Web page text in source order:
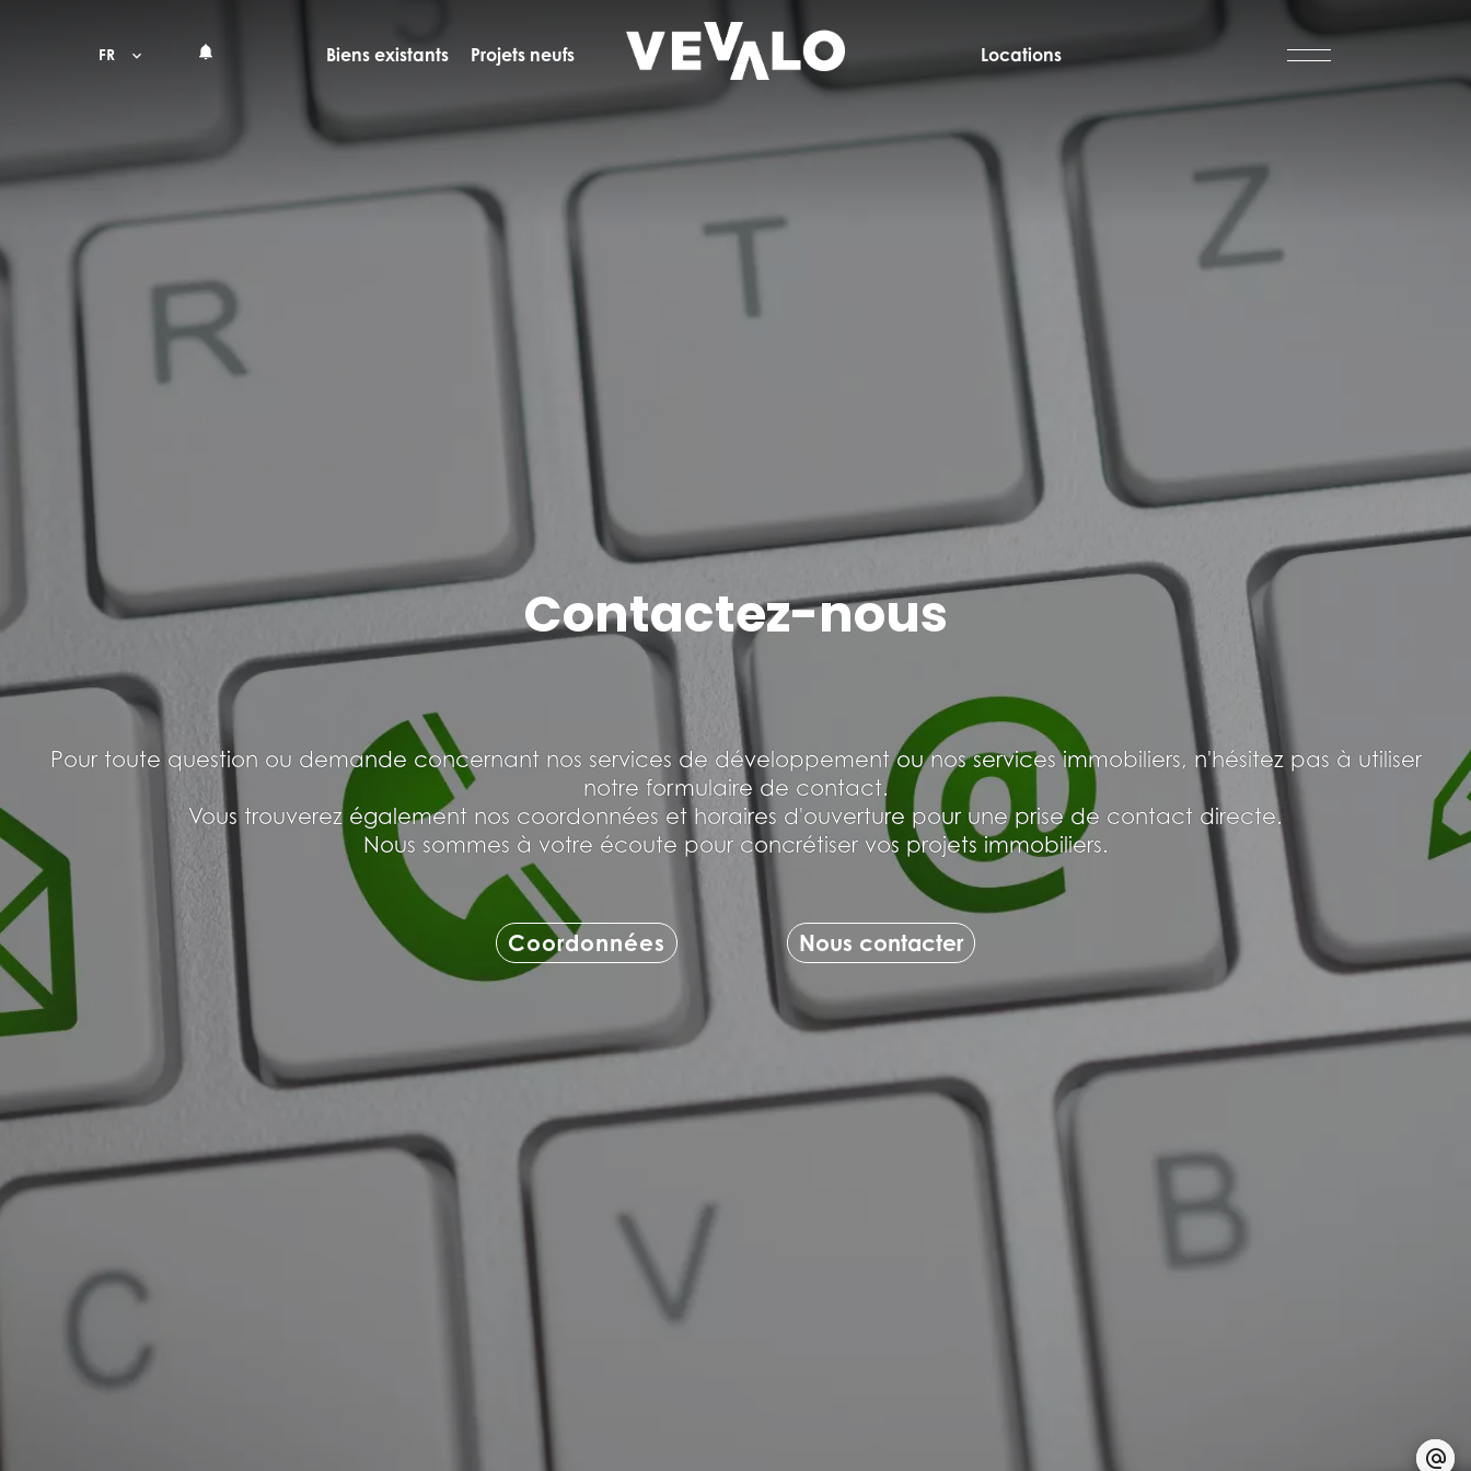
FR Biens existants Projets neufs Locations
Contactez-nous
Pour toute question ou demande concernant nos services de développement ou nos services immobiliers, n'hésitez pas à utiliser
notre formulaire de contact.
Vous trouverez également nos coordonnées et horaires d'ouverture pour une prise de contact directe.
Nous sommes à votre écoute pour concrétiser vos projets immobiliers.
Coordonnées Nous contacter